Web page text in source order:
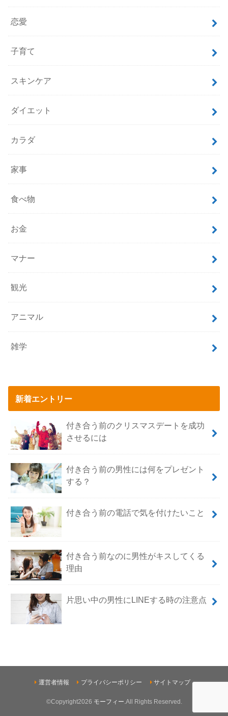
恋愛
子育て
スキンケア
ダイエット
カラダ
家事
食べ物
お金
マナー
観光
アニマル
雑学
新着エントリー
付き合う前のクリスマスデートを成功
させるには
付き合う前の男性には何をプレゼント
する？
付き合う前の電話で気を付けたいこと
付き合う前なのに男性がキスしてくる
理由
片思い中の男性にLINEする時の注意点
運営者情報 プライバシーポリシー サイトマップ
©Copyright2026 モーフィー .All Rights Reserved.